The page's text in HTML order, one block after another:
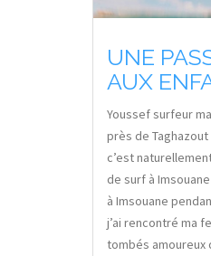
UNE
AUX
Youssef surfeur
près de Taghazout
c’est
de surf à Imsouane
à Imsouane
j’ai rencontré ma
tombés